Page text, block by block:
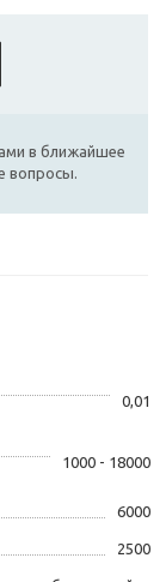
в ближайшее
вопросы.
0,01
1000 - 18000
6000
2500